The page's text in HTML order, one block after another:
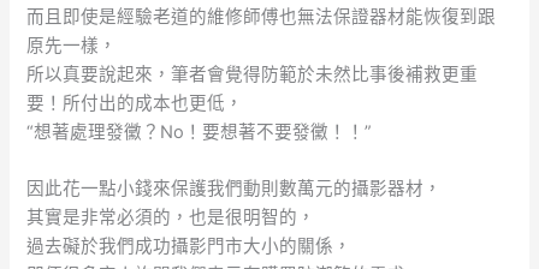
而且即使是經驗老道的維修師傅也無法保證器材能恢復到跟
原先一樣，
所以真要說起來，筆者會覺得防範於未然比事後補救更重
要！所付出的成本也更低，
“想著處理發黴？No！要想著不要發黴！！”
因此花一點小錢來保護我們動則數萬元的攝影器材，
其實是非常必須的，也是很明智的，
過去礙於我們成功攝影門市大小的關係，